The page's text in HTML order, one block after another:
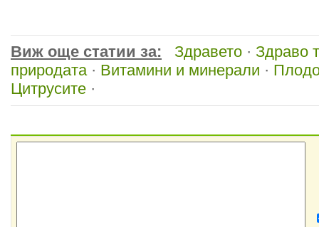
Виж още статии за: Здравето · Здраво
природата· Витамини и минерали ·
Цитрусите ·